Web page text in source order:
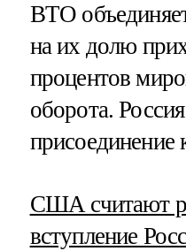
ВТО
на их долю
процентов
оборота.
США считают
вступление